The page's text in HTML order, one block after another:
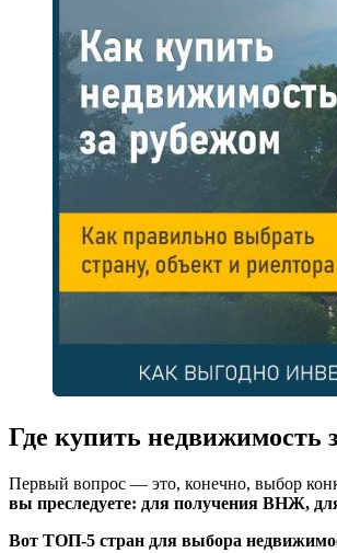
Где купить недвижимость
Первый вопрос — это, конечно, выбор
вы преследуете: для получения ВНЖ,
Вот ТОП-5 стран для выбора